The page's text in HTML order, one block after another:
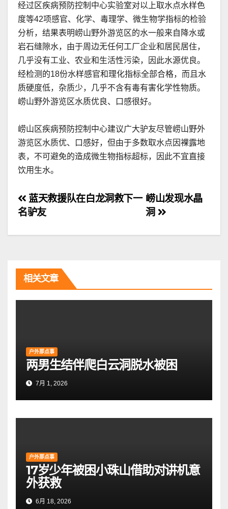
经过区疾病预防控制中心实验室对以上取水点水样色
度等42项感官、化学、毒理学、微生物学指标的检验
分析，结果表明崂山野外游览区的水一般来自降水或
岩石缝隙水，由于周边无任何工厂企业和居民居住，
几乎没有工业、农业和生活性污染，因此水源优良。
经检测的18份水样感官和理化指标全部合格，而且水
质硬度低，杂质少，几乎不含有毒有害化学性物质。
崂山野外游览区水质优良、口感很好。
崂山区疾病预防控制中心建议广大驴友尽管崂山野外
游览区水质优、口感好，但由于多数取水点因裸露地
表，不可避免的造成微生物指标超标，因此不宜直接
饮用生水。
文
章
航
崂山发现水晶
洞
蓝天救援队在白龙洞救下一
名驴友
相关文章
户外那点事
两男生结伴爬白云洞脱水被困
7月 1, 2026
户外那点事
17岁少年被困小珠山借助对讲机意
外获救
6月 18, 2026